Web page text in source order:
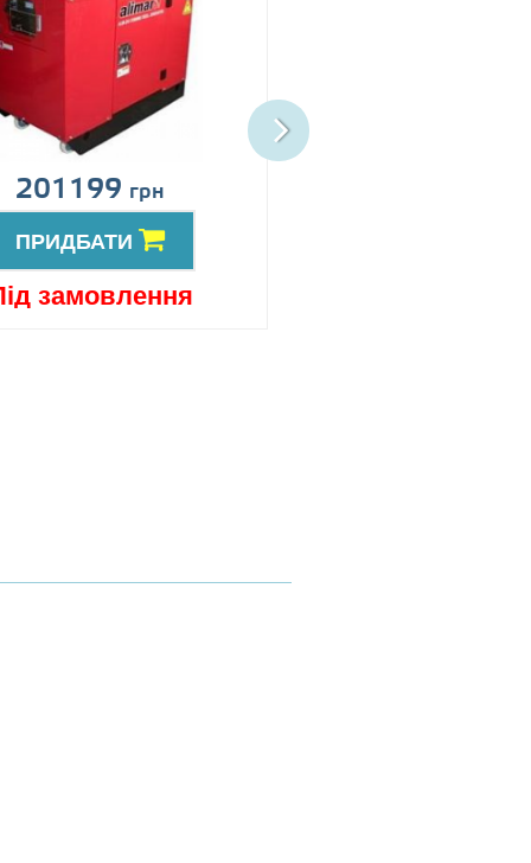
201199 грн
ПРИДБАТИ
замовлення